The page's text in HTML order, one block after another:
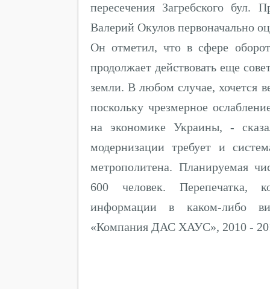
пересечения Загребского бул.
Валерий Окулов первоначально
Он отметил, что в сфере
продолжает действовать еще
земли. В любом случае, хочется
поскольку чрезмерное
на экономике Украины, -
модернизации требует и
метрополитена. Планируемая
600 человек. Перепечатка,
информации в каком-либо
«Компания ДАС ХАУС», 2010 -